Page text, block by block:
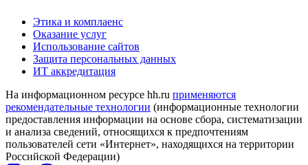
Этика и комплаенс
Оказание услуг
Использование сайтов
Защита персональных данных
ИТ аккредитация
На информационном ресурсе hh.ru применяются
рекомендательные технологии (информационные технологии
предоставления информации на основе сбора, систематизации
и анализа сведений, относящихся к предпочтениям
пользователей сети «Интернет», находящихся на территории
Российской Федерации)